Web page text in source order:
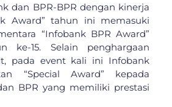
dan BPR-BPR dengan kinerja
Award” tahun ini memasuki
“Infobank BPR Award”
ke-15. Selain penghargaan
pada event kali ini Infobank
“Special Award” kepada
BPR yang memiliki prestasi